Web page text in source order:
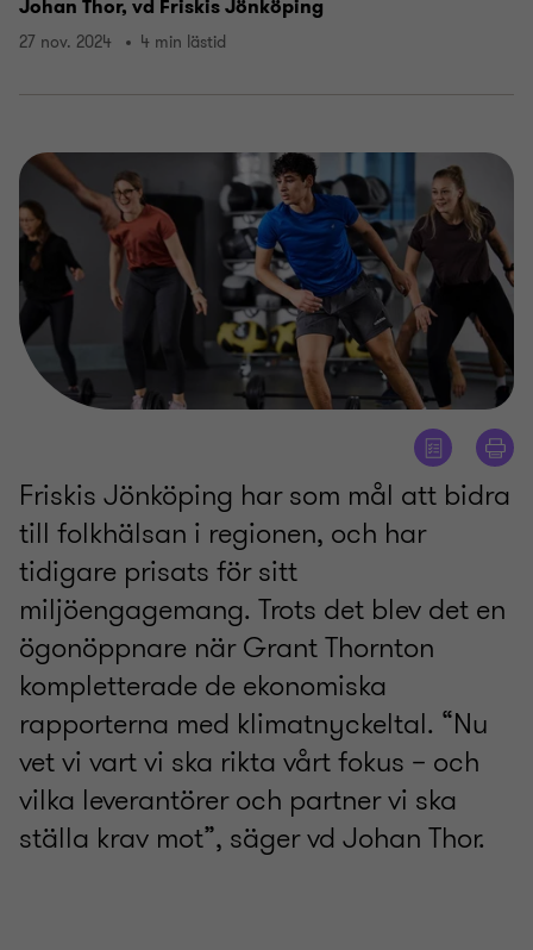
Johan Thor, vd Friskis Jönköping
27 nov. 2024 4 min lästid
Friskis Jönköping har som mål att bidra
till folkhälsan i regionen, och har
tidigare prisats för sitt
miljöengagemang. Trots det blev det en
ögonöppnare när Grant Thornton
kompletterade de ekonomiska
rapporterna med klimatnyckeltal. “Nu
vet vi vart vi ska rikta vårt fokus – och
vilka leverantörer och partner vi ska
ställa krav mot”, säger vd Johan Thor.